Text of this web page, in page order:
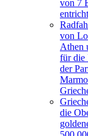
von 7
von
Athen
für die
der
die